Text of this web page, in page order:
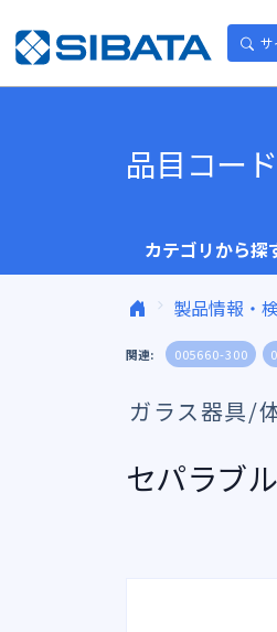
サ
品目コー
カテゴリから探
製品情報・
関連: 005660-300
ガラス器具/
セパラブ